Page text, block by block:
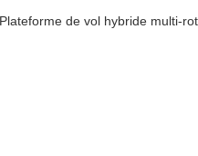
Plateforme de vol hybride multi-